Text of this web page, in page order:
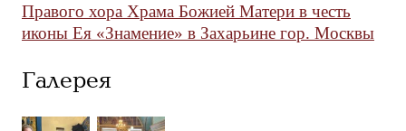
Правого хора Храма Божией Матери в честь
иконы Ея «Знамение» в Захарьине гор. Москвы
Галерея